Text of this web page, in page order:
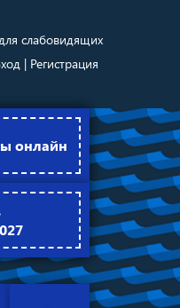
слабовидящих
| Регистрация
онлайн